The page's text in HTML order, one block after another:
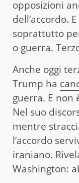
opposizioni
dell’accordo.
soprattutto
o guerra.
Anche oggi
Trump ha
guerra. E non
Nel suo
mentre
l’accordo
iraniano.
Washington: